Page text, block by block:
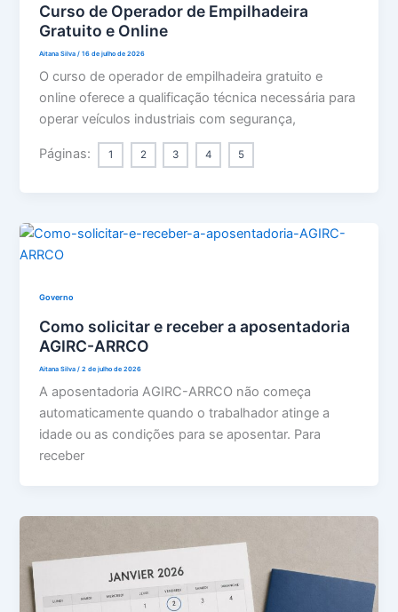
Curso de Operador de Empilhadeira
Gratuito e Online
Aitana Silva/16 de julho de 2026
O curso de operador de empilhadeira gratuito e
online oferece a qualificação técnica necessária para
operar veículos industriais com segurança,
Páginas: 1 2 3 4 5
Governo
Como solicitar e receber a aposentadoria
AGIRC-ARRCO
Aitana Silva/2 de julho de 2026
A aposentadoria AGIRC-ARRCO não começa
automaticamente quando o trabalhador atinge a
idade ou as condições para se aposentar. Para
receber